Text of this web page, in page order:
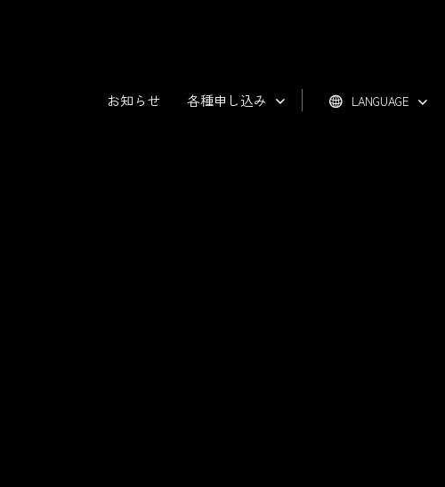
お知らせ 各種申し込み LANGUAGE